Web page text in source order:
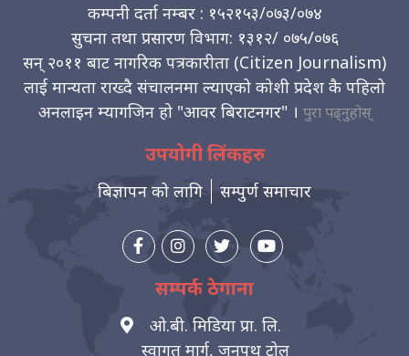
कम्पनी दर्ता नम्बर : १५२१५३/०७३/०७४
सुचना तथा प्रसारण विभाग: १३१२/ ०७५/०७६
सन् २०११ बाट नागरिक पत्रकारीता (Citizen Journalism)
लाई मान्यता राख्दै संचालनमा ल्याएको कोशी प्रदेश कै पहिलो
अनलाइन म्यागजिन हो "आवर बिराटनगर" । पुरा पढ्नुहोस्
उपयोगी लिंकहरु
बिज्ञापन को लागि सम्पुर्ण समाचार
सम्पर्क ठेगाना
ओ.बी. मिडिया प्रा. लि.
स्वागत मार्ग, जनपथ टोल